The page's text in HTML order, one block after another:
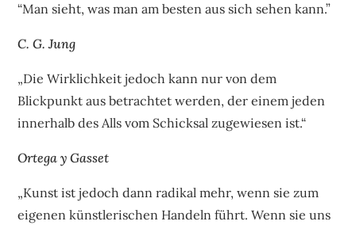
“Man sieht, was man am besten aus sich sehen kann.”
C. G. Jung
„Die Wirklichkeit jedoch kann nur von dem
Blickpunkt aus betrachtet werden, der einem jeden
innerhalb des Alls vom Schicksal zugewiesen ist.“
Ortega y Gasset
„Kunst ist jedoch dann radikal mehr, wenn sie zum
eigenen künstlerischen Handeln führt. Wenn sie uns